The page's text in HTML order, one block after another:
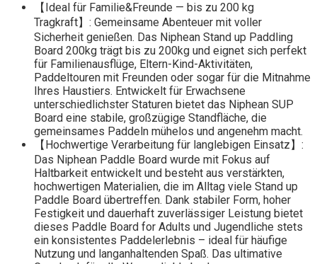
【Ideal für Familie&Freunde — bis zu 200 kg
Tragkraft】: Gemeinsame Abenteuer mit voller
Sicherheit genießen. Das Niphean Stand up Paddling
Board 200kg trägt bis zu 200kg und eignet sich perfekt
für Familienausflüge, Eltern-Kind-Aktivitäten,
Paddeltouren mit Freunden oder sogar für die Mitnahme
Ihres Haustiers. Entwickelt für Erwachsene
unterschiedlichster Staturen bietet das Niphean SUP
Board eine stabile, großzügige Standfläche, die
gemeinsames Paddeln mühelos und angenehm macht.
【Hochwertige Verarbeitung für langlebigen Einsatz】:
Das Niphean Paddle Board wurde mit Fokus auf
Haltbarkeit entwickelt und besteht aus verstärkten,
hochwertigen Materialien, die im Alltag viele Stand up
Paddle Board übertreffen. Dank stabiler Form, hoher
Festigkeit und dauerhaft zuverlässiger Leistung bietet
dieses Paddle Board for Adults und Jugendliche stets
ein konsistentes Paddelerlebnis – ideal für häufige
Nutzung und langanhaltenden Spaß. Das ultimative